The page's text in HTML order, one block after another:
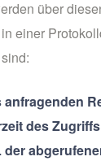
über
einer
anfragenden
des Zugriffs
der